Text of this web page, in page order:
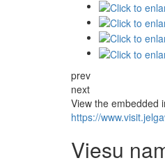
prev
next
View the embedded
https://
Viesu